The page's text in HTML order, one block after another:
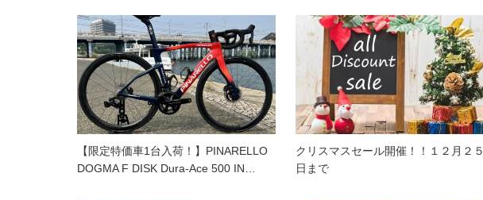
【限定特価車1台入荷！】PINARELLO
DOGMA F DISK Dura-Ace 500 IN…
クリスマスセール開催！！１２月２５
日まで